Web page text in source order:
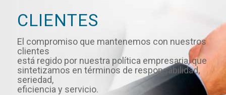
CLIENTES
El compromiso que mantenemos con nuestros
clientes
está regido por nuestra política empresaria, que
sintetizamos en términos de responsabilidad,
seriedad,
eficiencia y servicio.